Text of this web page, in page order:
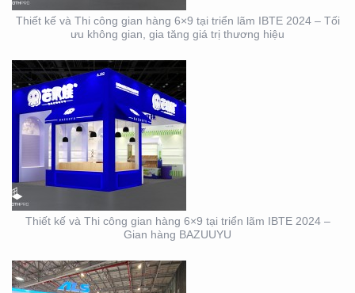
Thiết kế và Thi công gian hàng 6×9 tại triển lãm IBTE 2024 – Tối
ưu không gian, gia tăng giá trị thương hiệu
Thiết kế và Thi công gian hàng 6×9 tại triển lãm IBTE 2024 –
Gian hàng BAZUUYU
DỊCH VỤ THIẾT KẾ VÀ
THI CÔNG GIAN HÀNG
TRIỂN LÃM NGÀNH
LOGISTICS CÔNG TY
ALS